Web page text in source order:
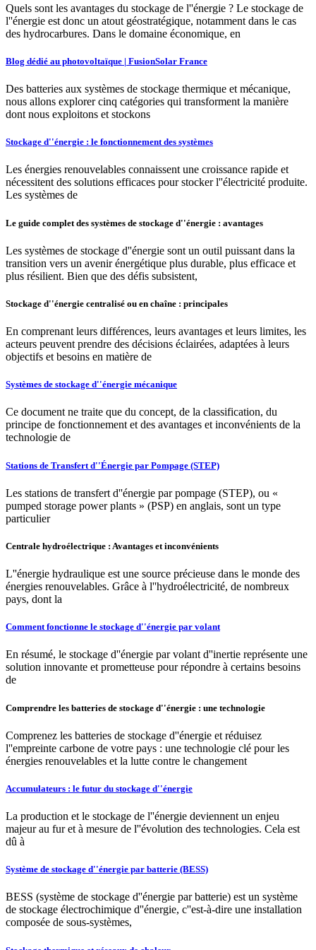
Quels sont les avantages du stockage de l''énergie ? Le stockage de
l''énergie est donc un atout géostratégique, notamment dans le cas
des hydrocarbures. Dans le domaine économique, en
Blog dédié au photovoltaïque | FusionSolar France
Des batteries aux systèmes de stockage thermique et mécanique,
nous allons explorer cinq catégories qui transforment la manière
dont nous exploitons et stockons
Stockage d''énergie : le fonctionnement des systèmes
Les énergies renouvelables connaissent une croissance rapide et
nécessitent des solutions efficaces pour stocker l''électricité produite.
Les systèmes de
Le guide complet des systèmes de stockage d''énergie : avantages
Les systèmes de stockage d''énergie sont un outil puissant dans la
transition vers un avenir énergétique plus durable, plus efficace et
plus résilient. Bien que des défis subsistent,
Stockage d''énergie centralisé ou en chaîne : principales
En comprenant leurs différences, leurs avantages et leurs limites, les
acteurs peuvent prendre des décisions éclairées, adaptées à leurs
objectifs et besoins en matière de
Systèmes de stockage d''énergie mécanique
Ce document ne traite que du concept, de la classification, du
principe de fonctionnement et des avantages et inconvénients de la
technologie de
Stations de Transfert d''Énergie par Pompage (STEP)
Les stations de transfert d''énergie par pompage (STEP), ou «
pumped storage power plants » (PSP) en anglais, sont un type
particulier
Centrale hydroélectrique : Avantages et inconvénients
L''énergie hydraulique est une source précieuse dans le monde des
énergies renouvelables. Grâce à l''hydroélectricité, de nombreux
pays, dont la
Comment fonctionne le stockage d''énergie par volant
En résumé, le stockage d''énergie par volant d''inertie représente une
solution innovante et prometteuse pour répondre à certains besoins
de
Comprendre les batteries de stockage d''énergie : une technologie
Comprenez les batteries de stockage d''énergie et réduisez
l''empreinte carbone de votre pays : une technologie clé pour les
énergies renouvelables et la lutte contre le changement
Accumulateurs : le futur du stockage d''énergie
La production et le stockage de l''énergie deviennent un enjeu
majeur au fur et à mesure de l''évolution des technologies. Cela est
dû à
Système de stockage d''énergie par batterie (BESS)
BESS (système de stockage d''énergie par batterie) est un système
de stockage électrochimique d''énergie, c''est-à-dire une installation
composée de sous-systèmes,